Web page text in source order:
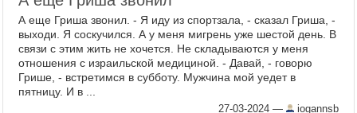
А еще Гриша звонил. - Я иду из спортзала, - сказал Гриша, -
выходи. Я соскучился. А у меня мигрень уже шестой день. В
связи с этим жить не хочется. Не складываются у меня
отношения с израильской медициной. - Давай, - говорю
Грише, - встретимся в субботу. Мужчина мой уедет в
пятницу. И в ...
27-03-2024 — iogannsb